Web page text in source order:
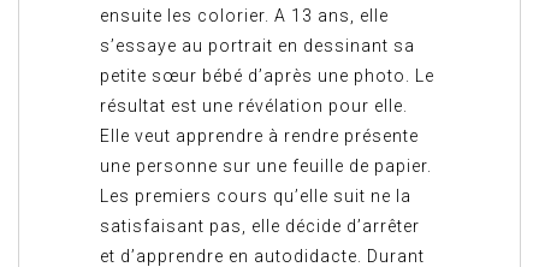
ensuite les colorier. A 13 ans, elle
s’essaye au portrait en dessinant sa
petite sœur bébé d’après une photo. Le
résultat est une révélation pour elle.
Elle veut apprendre à rendre présente
une personne sur une feuille de papier.
Les premiers cours qu’elle suit ne la
satisfaisant pas, elle décide d’arrêter
et d’apprendre en autodidacte. Durant